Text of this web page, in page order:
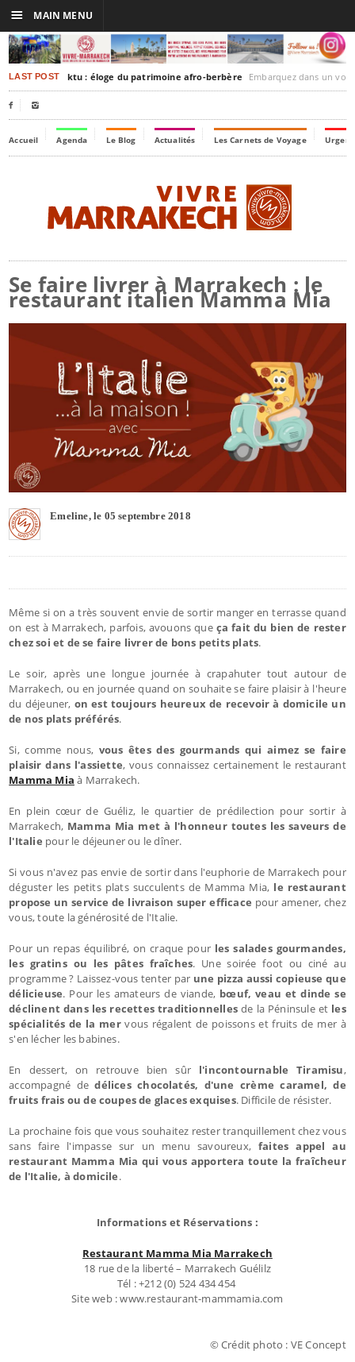
LAST POSTTimbuktu : éloge du patrimoine afro-berbère Embarquez dans un voyage culturel dans le
 
Accueil Agenda Le Blog Actualités Les Carnets de Voyage
Se faire livrer à Marrakech : le
restaurant italien Mamma Mia
Emeline, le 05 septembre 2018
Même si on a très souvent envie de sortir manger en terrasse quand
on est à Marrakech, parfois, avouons que ça fait du bien de rester
chez soi et de se faire livrer de bons petits plats.
Le soir, après une longue journée à crapahuter tout autour de
Marrakech, ou en journée quand on souhaite se faire plaisir à l'heure
du déjeuner, on est toujours heureux de recevoir à domicile un
de nos plats préférés.
Si, comme nous, vous êtes des gourmands qui aimez se faire
plaisir dans l'assiette, vous connaissez certainement le restaurant
Mamma Mia à Marrakech.
En plein cœur de Guéliz, le quartier de prédilection pour sortir à
Marrakech, Mamma Mia met à l'honneur toutes les saveurs de
l'Italie pour le déjeuner ou le dîner.
Si vous n'avez pas envie de sortir dans l'euphorie de Marrakech pour
déguster les petits plats succulents de Mamma Mia, le restaurant
propose un service de livraison super efficace pour amener, chez
vous, toute la générosité de l'Italie.
Pour un repas équilibré, on craque pour les salades gourmandes,
les gratins ou les pâtes fraîches. Une soirée foot ou ciné au
programme ? Laissez-vous tenter par une pizza aussi copieuse que
délicieuse. Pour les amateurs de viande, bœuf, veau et dinde se
déclinent dans les recettes traditionnelles de la Péninsule et les
spécialités de la mervous régalent de poissons et fruits de mer à
s'en lécher les babines.
En dessert, on retrouve bien sûr l'incontournable Tiramisu,
accompagné dedélices chocolatés, d'une crème caramel, de
fruits frais ou de coupes de glaces exquises. Difficile de résister.
La prochaine fois que vous souhaitez rester tranquillement chez vous
sans faire l'impasse sur un menu savoureux,faites appel au
restaurant Mamma Mia qui vous apportera toute la fraîcheur
de l'Italie, à domicile.
Informations et Réservations :
Restaurant Mamma Mia Marrakech
18 rue de la liberté – Marrakech Guélilz
Tél : +212 (0) 524 434 454
Site web : www.restaurant-mammamia.com
© Crédit photo : VE Concept
☰ MAIN MENU